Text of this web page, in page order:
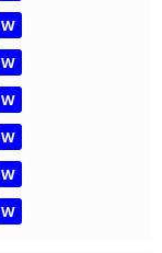
W
W
W
W
W
W